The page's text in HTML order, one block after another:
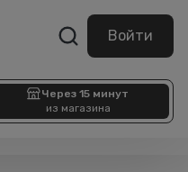
Войти
Через 15 минут
из магазина